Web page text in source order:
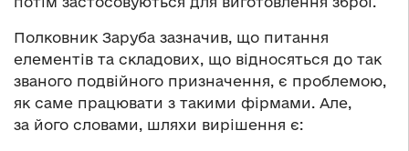
Полковник Заруба зазначив, що питання
елементів та складових, що відносяться до так
званого подвійного призначення, є проблемою,
як саме працювати з такими фірмами. Але,
за його словами, шляхи вирішення є: